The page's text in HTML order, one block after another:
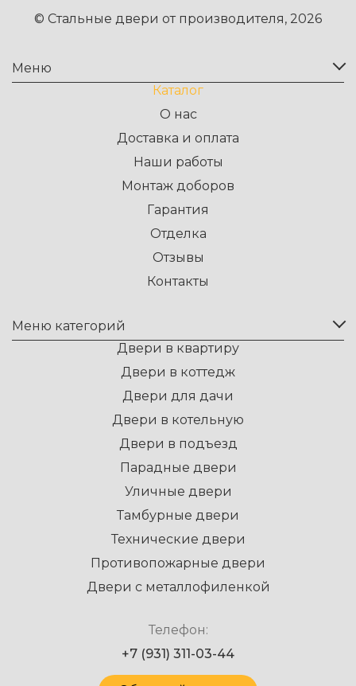
© Стальные двери от производителя, 2026
Меню
Каталог
О нас
Доставка и оплата
Наши работы
Монтаж доборов
Гарантия
Отделка
Отзывы
Контакты
Меню категорий
Двери в квартиру
Двери в коттедж
Двери для дачи
Двери в котельную
Двери в подъезд
Парадные двери
Уличные двери
Тамбурные двери
Технические двери
Противопожарные двери
Двери с металлофиленкой
Телефон:
+7 (931) 311-03-44